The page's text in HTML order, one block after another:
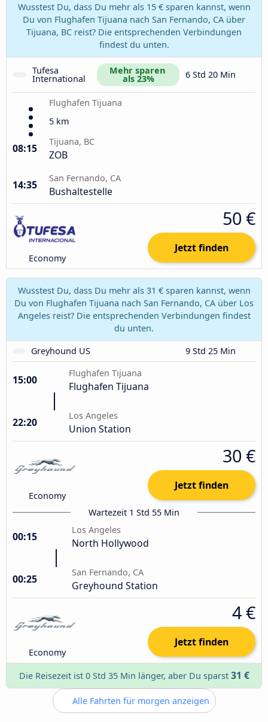
Wusstest Du, dass Du mehr als 15 € sparen kannst, wenn
Du von Flughafen Tijuana nach San Fernando, CA über
Tijuana, BC reist? Die entsprechenden Verbindungen
findest du unten.
Tufesa
International
Mehr sparen
als 23% 6 Std 20 Min
Flughafen Tijuana
5 km
08:15
Tijuana, BC
ZOB
14:35
San Fernando, CA
Bushaltestelle
Economy
50 €
Jetzt finden
Wusstest Du, dass Du mehr als 31 € sparen kannst, wenn
Du von Flughafen Tijuana nach San Fernando, CA über Los
Angeles reist? Die entsprechenden Verbindungen findest
du unten.
Greyhound US
9 Std 25 Min
15:00
Flughafen Tijuana
Flughafen Tijuana
22:20
Los Angeles
Union Station
Economy
30 €
Jetzt finden
Wartezeit 1 Std 55 Min
00:15
Los Angeles
North Hollywood
00:25
San Fernando, CA
Greyhound Station
Economy
4 €
Jetzt finden
Die Reisezeit ist 0 Std 35 Min länger, aber Du sparst 31 €
Alle Fahrten für morgen anzeigen